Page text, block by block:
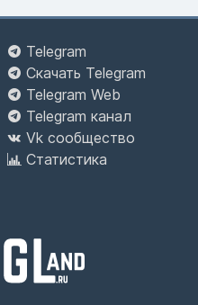
Telegram
Скачать Telegram
Telegram Web
Telegram канал
Vk сообщество
Статистика